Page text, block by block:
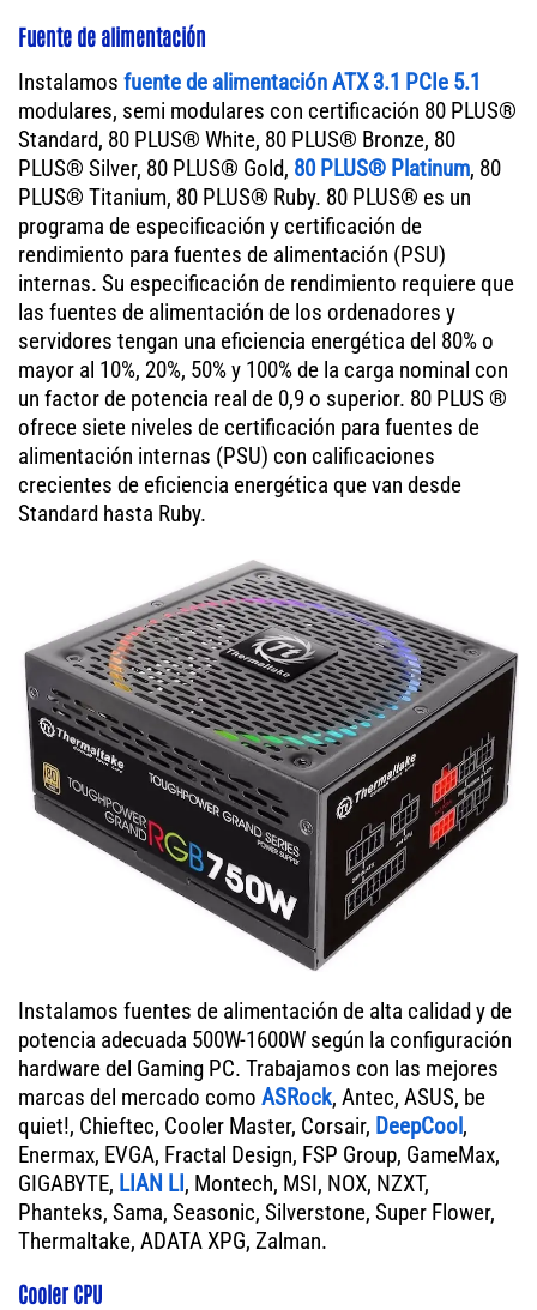
Fuente de alimentación
Instalamos fuente de alimentación ATX 3.1 PCIe 5.1
modulares, semi modulares con certificación 80 PLUS®
Standard, 80 PLUS® White, 80 PLUS® Bronze, 80
PLUS® Silver, 80 PLUS® Gold, 80 PLUS® Platinum, 80
PLUS® Titanium, 80 PLUS® Ruby. 80 PLUS® es un
programa de especificación y certificación de
rendimiento para fuentes de alimentación (PSU)
internas. Su especificación de rendimiento requiere que
las fuentes de alimentación de los ordenadores y
servidores tengan una eficiencia energética del 80% o
mayor al 10%, 20%, 50% y 100% de la carga nominal con
un factor de potencia real de 0,9 o superior. 80 PLUS ®
ofrece siete niveles de certificación para fuentes de
alimentación internas (PSU) con calificaciones
crecientes de eficiencia energética que van desde
Standard hasta Ruby.
Instalamos fuentes de alimentación de alta calidad y de
potencia adecuada 500W-1600W según la configuración
hardware del Gaming PC. Trabajamos con las mejores
marcas del mercado como ASRock, Antec, ASUS, be
quiet!, Chieftec, Cooler Master, Corsair, DeepCool,
Enermax, EVGA, Fractal Design, FSP Group, GameMax,
GIGABYTE, LIAN LI, Montech, MSI, NOX, NZXT,
Phanteks, Sama, Seasonic, Silverstone, Super Flower,
Thermaltake, ADATA XPG, Zalman.
Cooler CPU